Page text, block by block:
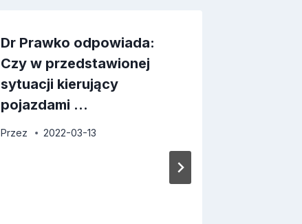
Dr Prawko odpowiada:
Czy w przedstawionej
sytuacji kierujący
pojazdami …
Przez 2022-03-13